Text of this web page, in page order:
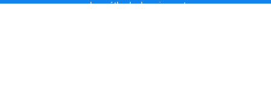
La méthode de paiement: